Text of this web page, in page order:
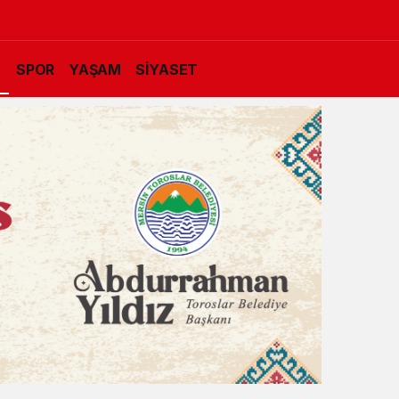
SPOR YAŞAM SİYASET